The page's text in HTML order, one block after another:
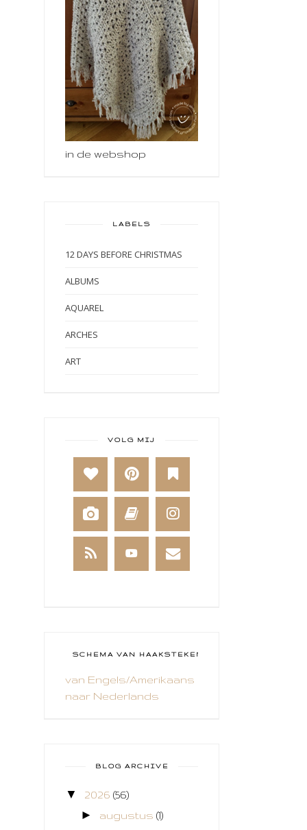
in de webshop
LABELS
12 DAYS BEFORE CHRISTMAS
ALBUMS
AQUAREL
ARCHES
ART
BAKKEN
BEESTENBOEL
BOEKEN
BREIEN
BRUSHO
CAMEO 4
CARDS ONLY
COZY COLORING
CREABEST
CREATIEF
VOLG MIJ
SCHEMA VAN HAAKSTEKEN
van Engels/Amerikaans
naar Nederlands
BLOG ARCHIVE
▼ 2026 (56)
► augustus (1)